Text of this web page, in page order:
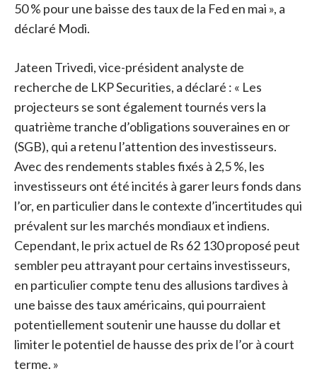
50 % pour une baisse des taux de la Fed en mai », a
déclaré Modi.
Jateen Trivedi, vice-président analyste de
recherche de LKP Securities, a déclaré : « Les
projecteurs se sont également tournés vers la
quatrième tranche d’obligations souveraines en or
(SGB), qui a retenu l’attention des investisseurs.
Avec des rendements stables fixés à 2,5 %, les
investisseurs ont été incités à garer leurs fonds dans
l’or, en particulier dans le contexte d’incertitudes qui
prévalent sur les marchés mondiaux et indiens.
Cependant, le prix actuel de Rs 62 130 proposé peut
sembler peu attrayant pour certains investisseurs,
en particulier compte tenu des allusions tardives à
une baisse des taux américains, qui pourraient
potentiellement soutenir une hausse du dollar et
limiter le potentiel de hausse des prix de l’or à court
terme. »